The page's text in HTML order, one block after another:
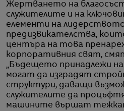
Жертването на
служителите и на
елементи на
предизвикателства,
центъра на това
корпоративния свят,
„Бъдещето принадлежи
могат да изградят
структури, даващи
служителите да
машините вършат